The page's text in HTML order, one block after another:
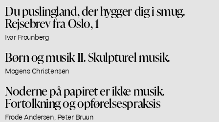
Du puslingland, der hygger dig i smug.
Rejsebrev fra Oslo, 1
Ivar Frounberg
Børn og musik II. Skulpturel musik.
Mogens Christensen
Noderne på papiret er ikke musik.
Fortolkning og opførelsespraksis
Frode Andersen, Peter Bruun